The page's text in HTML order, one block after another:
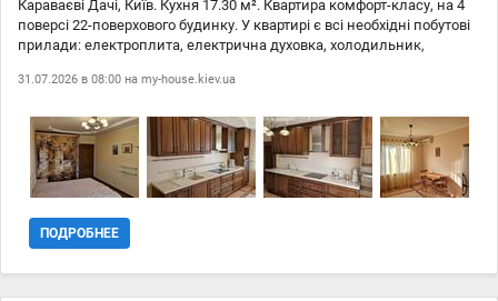
Караваєві Дачі, Київ. Кухня 17.30 м². Квартира комфорт-класу, на 4
поверсі 22-поверхового будинку. У квартирі є всі необхідні побутові
прилади: електроплита, електрична духовка, холодильник,
інтернет Wi-Fi. Безпека житлового комплексу забезпечена
затишну квартиру з євроремонтом у Києві!
31.07.2026 в 08:00 на my-house.kiev.ua
ПОДРОБНЕЕ